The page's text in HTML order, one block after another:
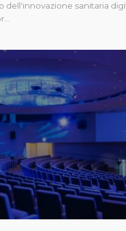
dell'innovazione sanitaria